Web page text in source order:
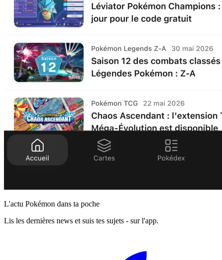
L'actu Pokémon dans ta poche
Lis les dernières news et suis tes sujets - sur l'app.